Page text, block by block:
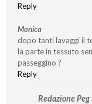
Reply
Monica
dopo tanti lavaggi il
la parte in tessuto
passeggino ?
Reply
Redazione Peg